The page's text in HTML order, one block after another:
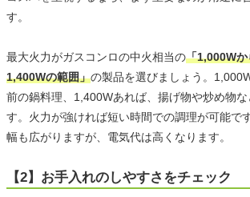
す。
最大火力がガスコンロの中火相当の「1,000W
1,400Wの範囲」の製品を選びましょう。
前の鍋料理、1,400Wあれば、揚げ物や炒め物
す。火力が強ければ短い時間での調理が可能で
幅も広がりますが、電気代は高くなります。
【2】お手入れのしやすさをチェック